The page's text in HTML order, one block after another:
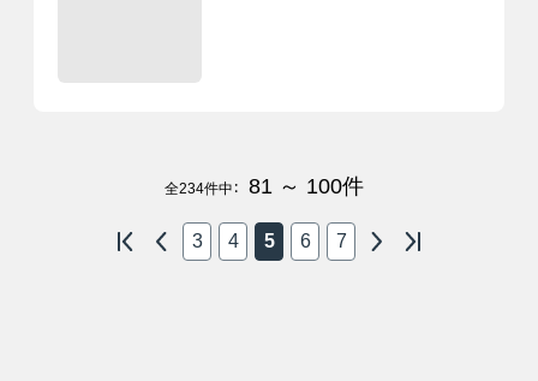
全234件中： 81 ～ 100件
3 4 5 6 7